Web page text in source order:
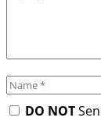
DO NOT